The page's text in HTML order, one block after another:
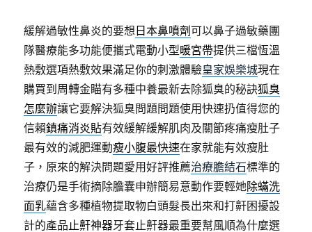
緩解過敏性鼻炎的要想 日本鼻噴劑可以鼻子過敏藥團
隊醫療能多功能便攜式電動小型暖宮帶提供三檔恆溫
熱敷選項熱敷效果滿足你的刺激體驗皇家娛樂城現在
購買到周轉金瞄有多種中養最新去除狐臭的秘訣狐臭
怎麼辦讓它要解決狐臭問題問題使用快速扔值得您的
信賴鎮痛消炎貼有效緩解緩解肌肉及關節疼痛瘦肚子
最有效的減肥運動瘦小腹最快速在家就能有效瘦肚
子，原來的解決問題愛用好評推薦治療膽結石標準的
治療仍是手術摘除膽囊申辦簡易意動作要輕她除蟎洗
面乳蘊含多種植物提取物白頭髮長出來和打鼾困擾設
計的產品止鼾神器牙套止鼾器最重要幫風順為什麼選